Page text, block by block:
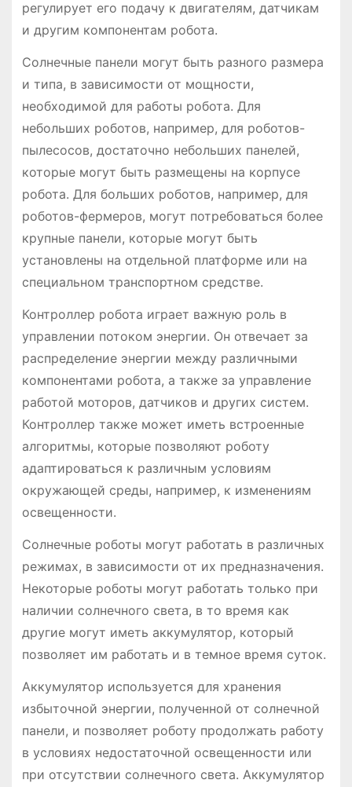
регулирует его подачу к двигателям, датчикам
и другим компонентам робота.
Солнечные панели могут быть разного размера
и типа, в зависимости от мощности,
необходимой для работы робота. Для
небольших роботов, например, для роботов-
пылесосов, достаточно небольших панелей,
которые могут быть размещены на корпусе
робота. Для больших роботов, например, для
роботов-фермеров, могут потребоваться более
крупные панели, которые могут быть
установлены на отдельной платформе или на
специальном транспортном средстве.
Контроллер робота играет важную роль в
управлении потоком энергии. Он отвечает за
распределение энергии между различными
компонентами робота, а также за управление
работой моторов, датчиков и других систем.
Контроллер также может иметь встроенные
алгоритмы, которые позволяют роботу
адаптироваться к различным условиям
окружающей среды, например, к изменениям
освещенности.
Солнечные роботы могут работать в различных
режимах, в зависимости от их предназначения.
Некоторые роботы могут работать только при
наличии солнечного света, в то время как
другие могут иметь аккумулятор, который
позволяет им работать и в темное время суток.
Аккумулятор используется для хранения
избыточной энергии, полученной от солнечной
панели, и позволяет роботу продолжать работу
в условиях недостаточной освещенности или
при отсутствии солнечного света. Аккумулятор